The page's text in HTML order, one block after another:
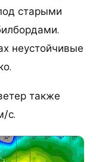
старыми
неустойчивые
также
с.